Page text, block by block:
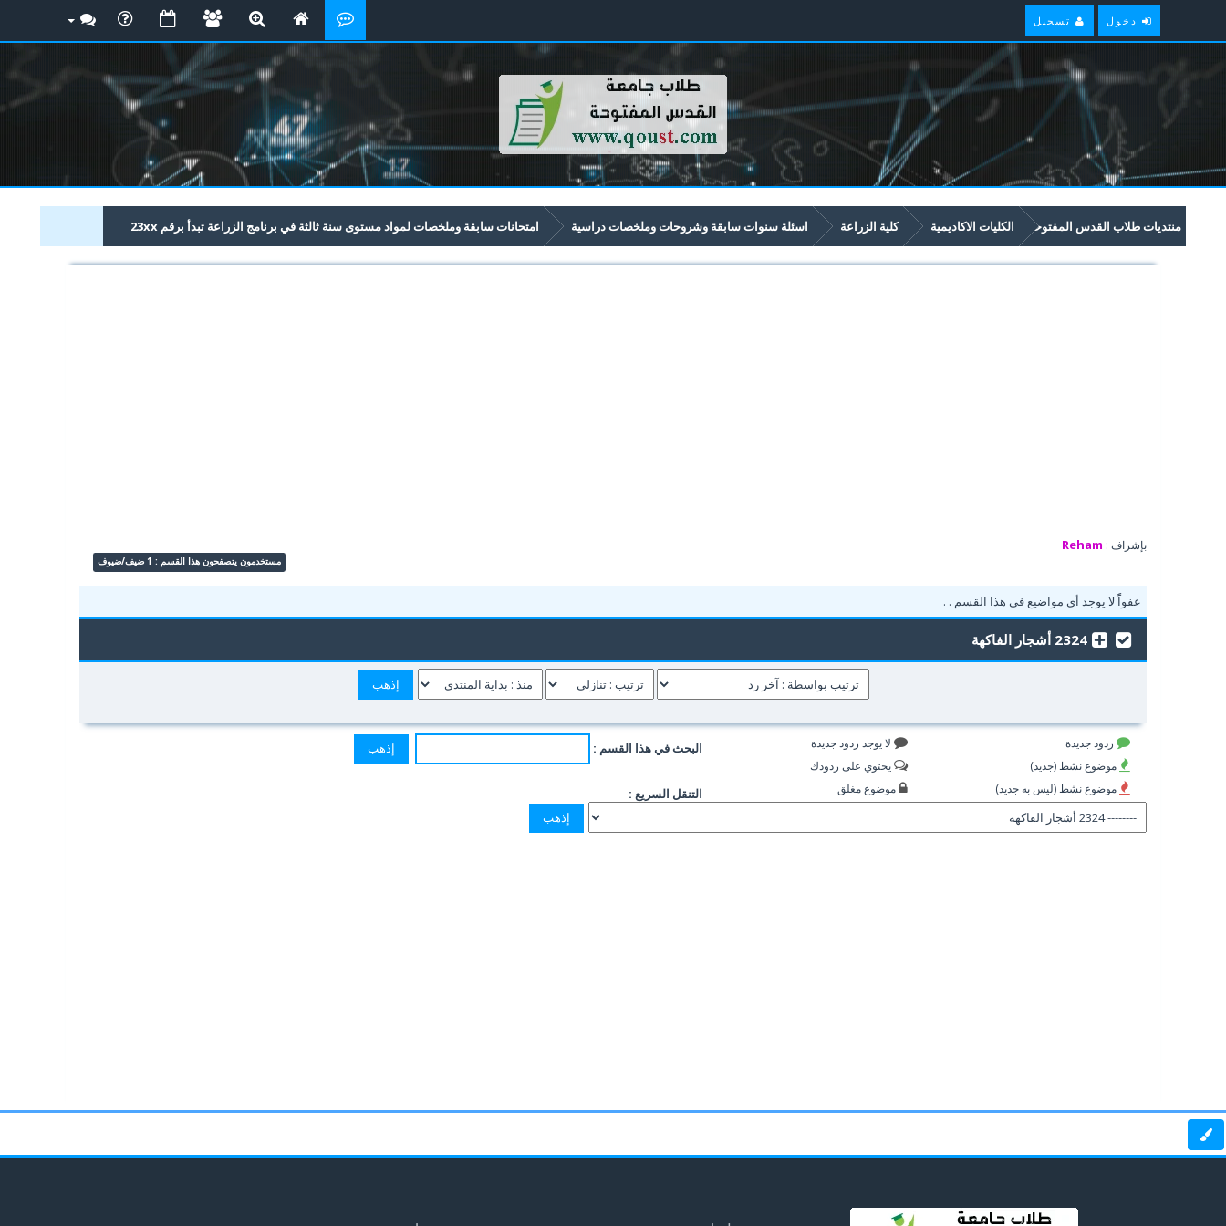
دخول تسجيل
منتديات طلاب القدس المفتوحة الكليات الاكاديمية كلية الزراعة اسئلة سنوات سابقة وشروحات وملخصات دراسية امتحانات سابقة وملخصات لمواد مستوى سنة ثالثة في برنامج الزراعة تبدأ برقم 23xx
2324 أشجار الفاكهة
بإشراف : Reham
مستخدمون يتصفحون هذا القسم : 1 ضيف/ضيوف
عفواًً لا يوجد أي مواضيع في هذا القسم . .
2324 أشجار الفاكهة
ردود جديدة
موضوع نشط (جديد)
موضوع نشط (ليس به جديد)
لا يوجد ردود جديدة
يحتوي على ردودك
موضوع مغلق
البحث في هذا القسم :
التنقل السريع :